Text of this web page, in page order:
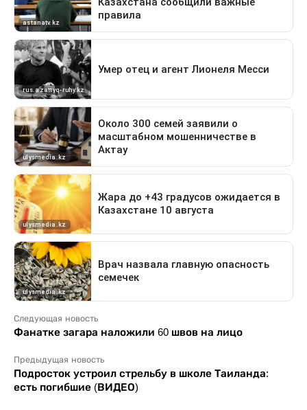
Следующая новость
Фанатке загара наложили 60 швов на лицо
Предыдущая новость
Подросток устроил стрельбу в школе Таиланда:
есть погибшие (ВИДЕО)